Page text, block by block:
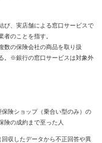
び、実店舗による窓口サービスで
者のことを指す。
数の保険会社の商品を取り扱
。※銀行の窓口サービスは対象外
険ショップ（乗合い型のみ）の
険の成約まで至った人
収したデータから不正回答や異